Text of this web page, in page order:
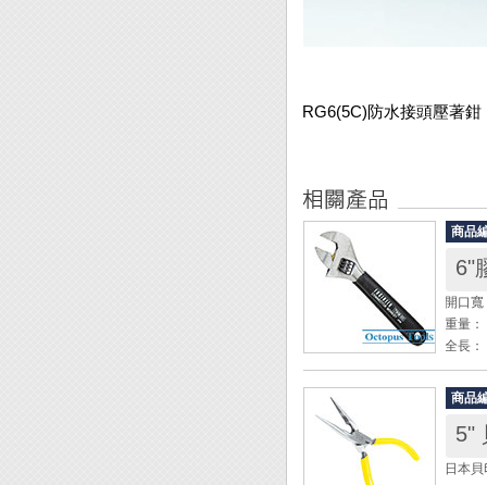
RG6(5C)防水接頭壓著鉗
商品
開口
重量
全長
◆ 先端
◆ 防
◆ 適
2.
商品
5"
日本